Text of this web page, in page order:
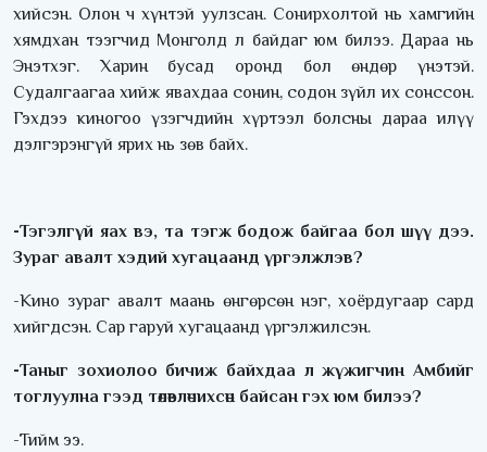
хийсэн. Олон ч хүнтэй уулзсан. Сонирхолтой нь хамгийн
хямдхан тээгчид Монголд л байдаг юм билээ. Дараа нь
Энэтхэг. Харин бусад оронд бол өндөр үнэтэй.
Судалгаагаа хийж явахдаа сонин, содон зүйл их сонссон.
Гэхдээ киногоо үзэгчдийн хүртээл болсны дараа илүү
дэлгэрэнгүй ярих нь зөв байх.
-Тэгэлгүй яах вэ, та тэгж бодож байгаа бол шүү дээ.
Зураг авалт хэдий хугацаанд үргэлжлэв?
-Кино зураг авалт маань өнгөрсөн нэг, хоёрдугаар сард
хийгдсэн. Сар гаруй хугацаанд үргэлжилсэн.
-Таныг зохиолоо бичиж байхдаа л жүжигчин Амбийг
тоглуулна гээд төлөвлөчихсөн байсан гэх юм билээ?
-Тийм ээ.